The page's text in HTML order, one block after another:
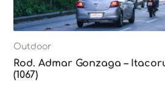
Outdoor
Rod. Admar Gonzaga –
(1067)